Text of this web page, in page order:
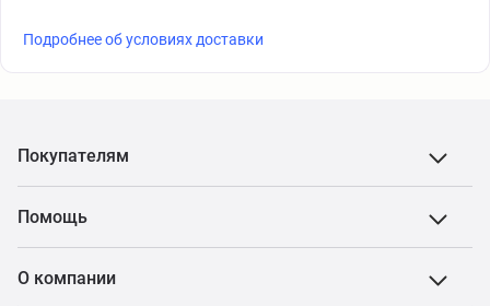
Подробнее об условиях доставки
Покупателям
Помощь
О компании